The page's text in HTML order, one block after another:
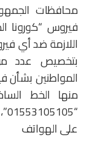
محافظات
فيروس “كورونا
اللازمة ضد أي
بتخصيص عدد
المواطنين بشأن
على الهواتف